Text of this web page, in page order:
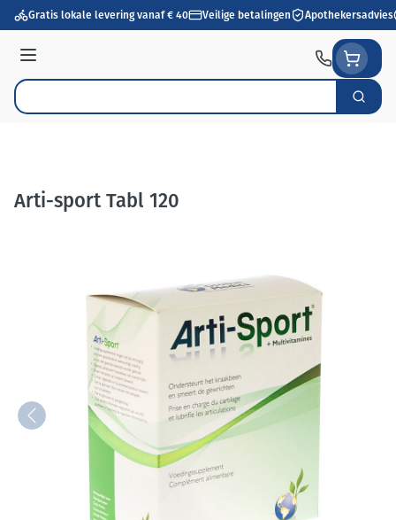
Ga naar de inhoud
Gratis lokale levering vanaf € 40 Veilige betalingen Apothekersadvies
Menu
Product, merk, categorie... Zoek
Arti-sport Tabl 120